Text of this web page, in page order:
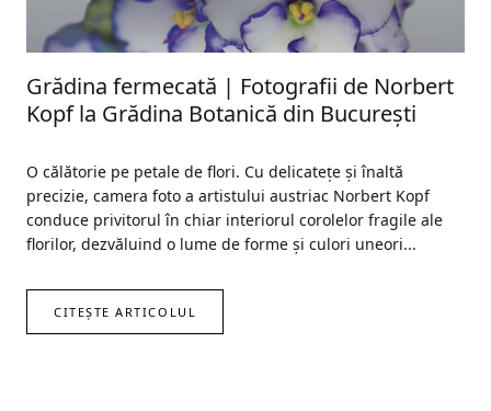
Grădina fermecată | Fotografii de Norbert
Kopf la Grădina Botanică din București
O călătorie pe petale de flori. Cu delicatețe și înaltă
precizie, camera foto a artistului austriac Norbert Kopf
conduce privitorul în chiar interiorul corolelor fragile ale
florilor, dezvăluind o lume de forme și culori uneori...
CITEȘTE ARTICOLUL